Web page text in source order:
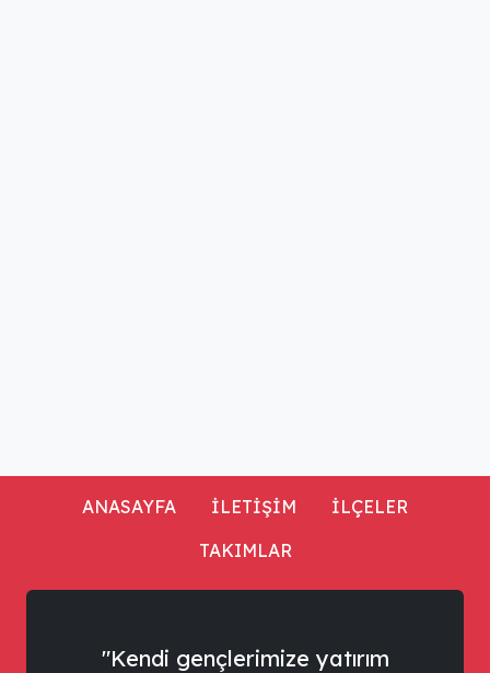
ANASAYFA İLETİŞİM
İLÇELER
TAKIMLAR
"Kendi gençlerimize yatırım